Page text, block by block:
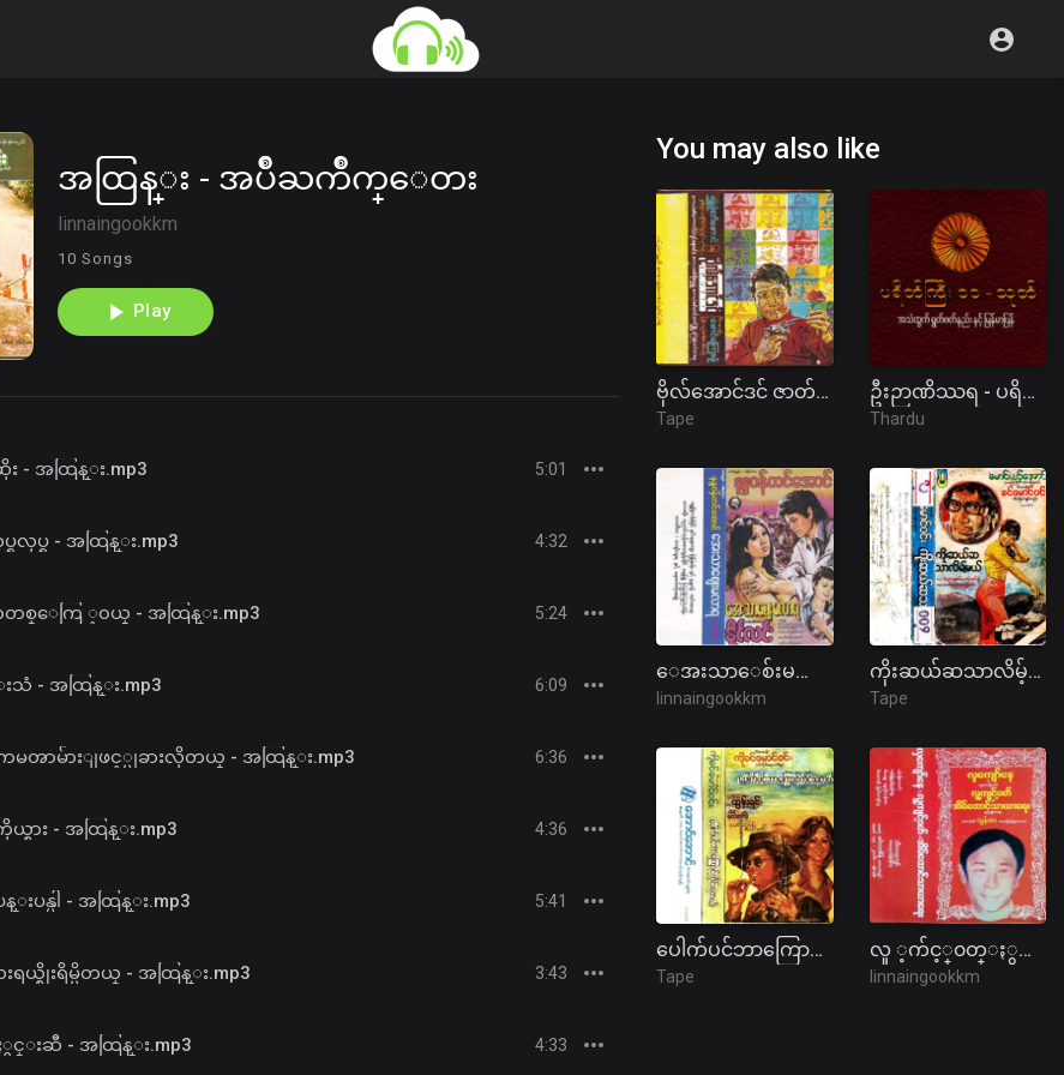
အထြန္း - အပ်ိဳႀကိဳက္ေတး
linnaingookkm
10 Songs
Play
- အထြန္း.mp3 5:01
ရလုပ္ရ - အထြန္း.mp3 4:32
တစ္ေကြ ့၀ယ္ - အထြန္း.mp3 5:24
သံ - အထြန္း.mp3 6:09
မၻာမ်ားျဖင့္မျခားလိုတယ္ - အထြန္း.mp3 6:36
စား - အထြန္း.mp3 4:36
န္းပန္ပါ - အထြန္း.mp3 5:41
ရယ္စိုးရိမ္မိတယ္ - အထြန္း.mp3 3:43
ႏွင္းဆီ - အထြန္း.mp3 4:33
You may also like
ဗိုလ်အောင်ဒင် ဇာတ်လမ်း (ပ+ဒု)
Tape
ဦးဉာဏိဿရ - ပရိတ်ကြီး(၁၁)သုတ်၊ ပါဠိအနက်
Thardu
ေအးသာေစ်းမလာရ ဇာတ္လမ္
linnaingookkm
ကိုးဆယ်ဆသာလိမ့်မယ် ဇာတ်လမ်း
Tape
ပေါက်ပင်ဘာကြောင့်ကိုင်းရတယ် ဇာတ်လမ်း
Tape
လူ ့က်င့္၀တ္ႏွင့္ အိမ္ေထာင္သာယာေရး အသံ ဇာတ္လမ္း
linnaingookkm